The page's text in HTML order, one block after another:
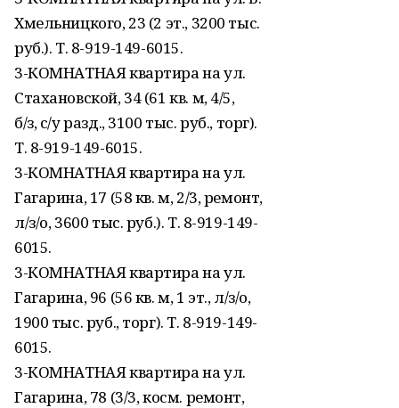
Хмельницкого, 23 (2 эт., 3200 тыс.
руб.). Т. 8-919-149-6015.
3-КОМНАТНАЯ квартира на ул.
Стахановской, 34 (61 кв. м, 4/5,
б/з, с/у разд., 3100 тыс. руб., торг).
Т. 8-919-149-6015.
3-КОМНАТНАЯ квартира на ул.
Гагарина, 17 (58 кв. м, 2/3, ремонт,
л/з/о, 3600 тыс. руб.). Т. 8-919-149-
6015.
3-КОМНАТНАЯ квартира на ул.
Гагарина, 96 (56 кв. м, 1 эт., л/з/о,
1900 тыс. руб., торг). Т. 8-919-149-
6015.
3-КОМНАТНАЯ квартира на ул.
Гагарина, 78 (3/3, косм. ремонт,